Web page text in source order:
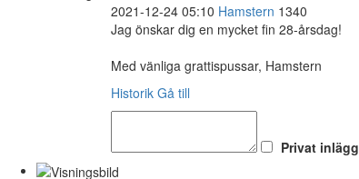
2021-12-24 05:10 Hamstern 1340
Jag önskar dig en mycket fin 28-årsdag!
Med vänliga grattispussar, Hamstern
Historik Gå till
Privat inlägg